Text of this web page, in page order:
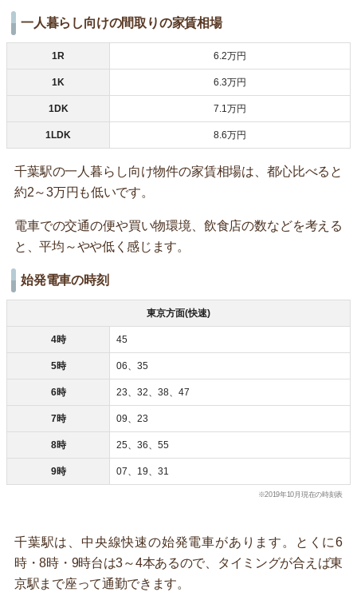
一人暮らし向けの間取りの家賃相場
1R 6.2万円
1K 6.3万円
1DK 7.1万円
1LDK 8.6万円
千葉駅の一人暮らし向け物件の家賃相場は、都心比べると
約2～3万円も低いです。
電車での交通の便や買い物環境、飲食店の数などを考える
と、平均～やや低く感じます。
始発電車の時刻
東京方面(快速)
4時 45
5時 06、35
6時 23、32、38、47
7時 09、23
8時 25、36、55
9時 07、19、31
※2019年10月現在の時刻表
千葉駅は、中央線快速の始発電車があります。とくに6
時・8時・9時台は3～4本あるので、タイミングが合えば東
京駅まで座って通勤できます。